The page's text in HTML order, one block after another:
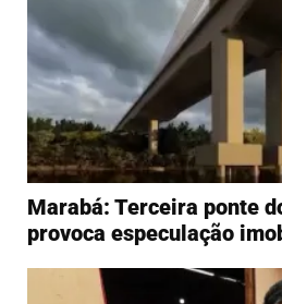
Marabá: Terceira ponte
provoca especulação